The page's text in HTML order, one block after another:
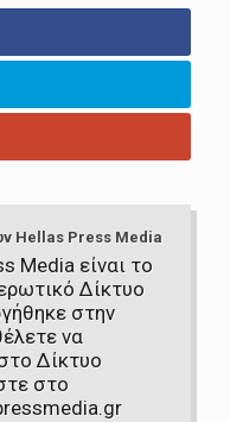
Hellas Press Media
Media είναι το
Δίκτυο
στην
να
Δίκτυο
στο